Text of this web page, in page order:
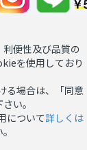
便性及び品質の
を使用しており
る場合は、「同意
い。
について詳しくは
｜プライバシーポ
ポリシー ｜
商取引法に基づく表
ンプラス all